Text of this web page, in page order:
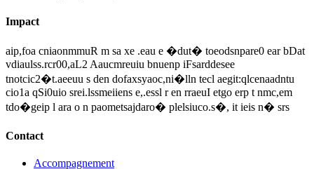
Impact
aip,foa cniaonmmuR m sa xe .eau e �dut� toeodsnpare0 ear bDat
vdiaulss.rcr00,aL2 Aaucmreuiu bnuenp iFsarddesee
tnotcic2�t.aeeuu s den dofaxsyaoc,ni�lln tecl aegit:qlcenaadntu
cio1a qSi0uio srei.lssmeiiens e,.essl r en rraeuI etgo erp t nmc,em
tdo�geip l ara o n paometsajdaro� plelsiuco.s�, it ieis n� srs
Contact
Accompagnement